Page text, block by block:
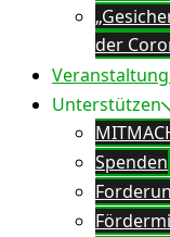
der
Unterstützen
Spenden